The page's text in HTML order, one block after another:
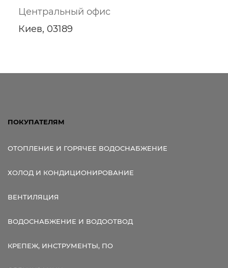
Центральный офис
Киев, 03189
ПОКУПАТЕЛЯМ
ОТОПЛЕНИЕ И ГОРЯЧЕЕ ВОДОСНАБЖЕНИЕ
ХОЛОД И КОНДИЦИОНИРОВАНИЕ
ВЕНТИЛЯЦИЯ
ВОДОСНАБЖЕНИЕ И ВОДООТВОД
КРЕПЕЖ, ИНСТРУМЕНТЫ, ПО